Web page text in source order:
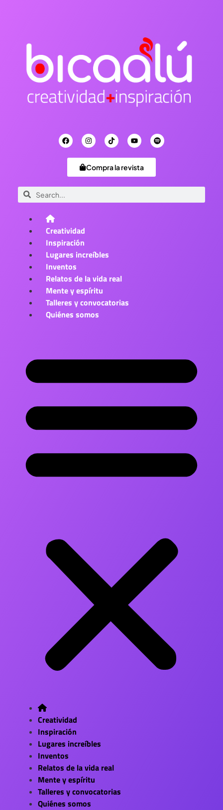
Compra la revista
Creatividad
Inspiración
Lugares increíbles
Inventos
Relatos de la vida real
Mente y espíritu
Talleres y convocatorias
Quiénes somos
Creatividad
Inspiración
Lugares increíbles
Inventos
Relatos de la vida real
Mente y espíritu
Talleres y convocatorias
Quiénes somos